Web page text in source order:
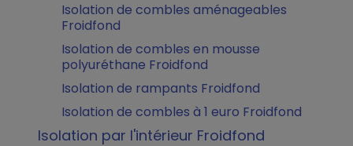
Isolation de combles aménageables
Froidfond
Isolation de combles en mousse
polyuréthane Froidfond
Isolation de rampants Froidfond
Isolation de combles à 1 euro Froidfond
Isolation par l'intérieur Froidfond